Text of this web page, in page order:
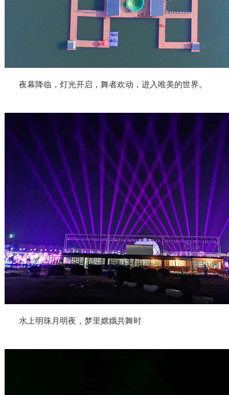
夜幕降临，灯光开启，舞者欢动，进入唯美的世界。
水上明珠月明夜，梦里嫦娥共舞时